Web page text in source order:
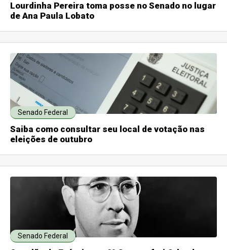
Lourdinha Pereira toma posse no Senado no lugar
de Ana Paula Lobato
Senado Federal
Saiba como consultar seu local de votação nas
eleições de outubro
Senado Federal